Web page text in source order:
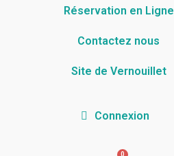
Réservation en Ligne
Contactez nous
Site de Vernouillet
Connexion